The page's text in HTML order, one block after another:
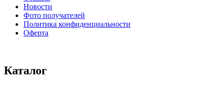
Новости
Фото получателей
Политика конфиденциальности
Оферта
Каталог